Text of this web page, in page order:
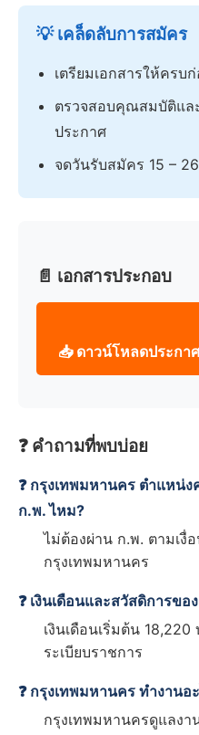
💡 เคล็ดลับการสมัคร
เตรียมเอกสารให้ครบ
ตรวจสอบคุณสมบัติแล
ประกาศ
จดวันรับสมัคร 15 –
📄 เอกสารประกอบ
📥 ดาวน์โหลดประกา
❓ คำถามที่พบบ่อย
❓ กรุงเทพมหานคร ตำแหน่
ก.พ. ไหม?
ไม่ต้องผ่าน ก.พ. ตามเงื่
กรุงเทพมหานคร
❓ เงินเดือนและสวัสดิการข
เงินเดือนเริ่มต้น
ระเบียบราชการ
❓ กรุงเทพมหานคร ทำงานอ
กรุงเทพมหานครดูแลงา